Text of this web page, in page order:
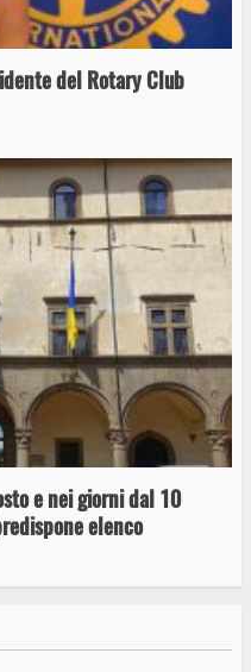
del Rotary Club
e nei giorni dal 10
elenco